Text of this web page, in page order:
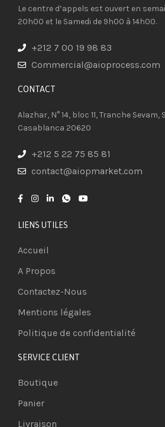
Le centre d’appels est ouvert en
20h00 et le Samedi de 9h00 à 14h00.
+212 7 00 19 98 83
Commercial@aioprocess.com
CONTACT​
Alazhar, N° 14, bloc 11, Tranche Sevam,
Casablanca 20620
+212 5 22 75 85 81
contact@aiopmarket.com
LIENS UTILES
Accueil
A Propos
Contactez-Nous
Mentions légales
Politique de confidentialité
SERVICE CLIENT
Boutique
Panier
Livraison